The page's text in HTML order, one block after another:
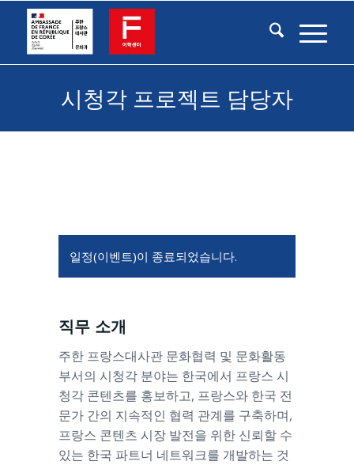
시청각 프로젝트 담당자
일정(이벤트)이 종료되었습니다.
직무 소개
주한 프랑스대사관 문화협력 및 문화활동
부서의 시청각 분야는 한국에서 프랑스 시
청각 콘텐츠를 홍보하고, 프랑스와 한국 전
문가 간의 지속적인 협력 관계를 구축하며,
프랑스 콘텐츠 시장 발전을 위한 신뢰할 수
있는 한국 파트너 네트워크를 개발하는 것